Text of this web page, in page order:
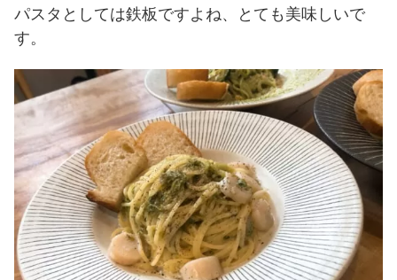
パスタとしては鉄板ですよね、とても美味しいで
す。